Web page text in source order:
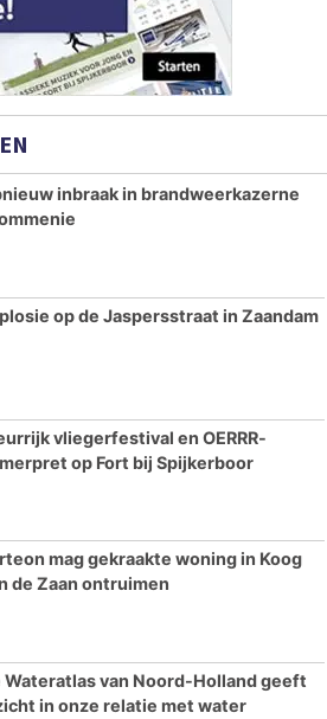
inbraak in brandweerkazerne
op de Jaspersstraat in Zaandam
vliegerfestival en OERRR-
op Fort bij Spijkerboor
mag gekraakte woning in Koog
de Zaan ontruimen
Wateratlas van Noord-Holland geeft
in onze relatie met water